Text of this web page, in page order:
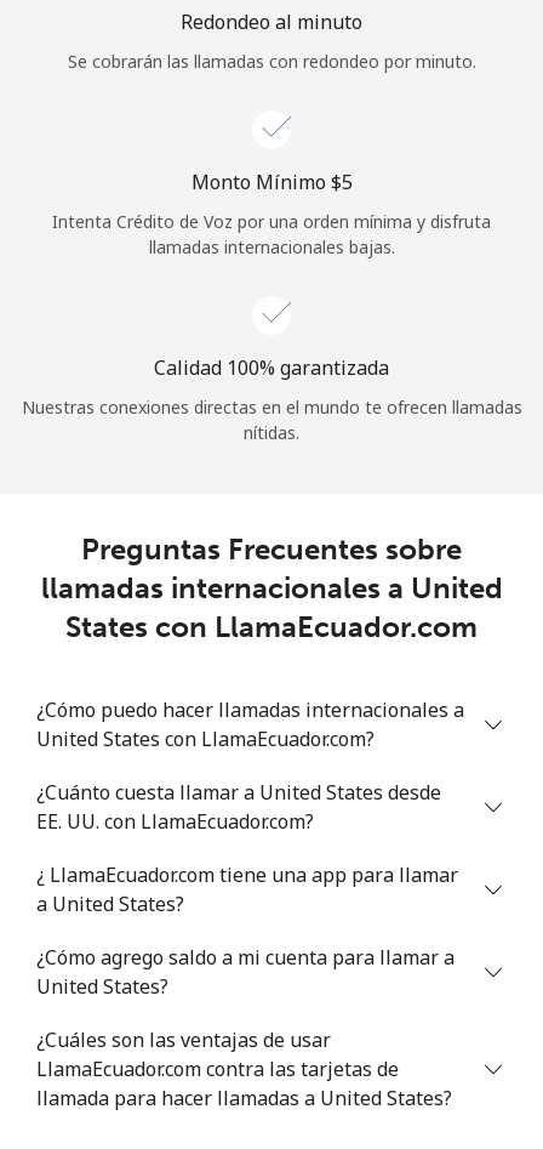
¿Olvidaste tu contraseña? →
Continuar con
Redondeo al minuto
Se cobrarán las llamadas con redondeo por minuto.
Monto Mínimo ⁦$5⁩
Intenta Crédito de Voz por una orden mínima y disfruta
llamadas internacionales bajas.
Calidad 100% garantizada
Nuestras conexiones directas en el mundo te ofrecen llamadas
nítidas.
Preguntas Frecuentes sobre
llamadas internacionales a United
States con LlamaEcuador.com
¿Cómo puedo hacer llamadas internacionales a
United States con LlamaEcuador.com?
¿Cuánto cuesta llamar a United States desde
EE. UU. con LlamaEcuador.com?
¿ LlamaEcuador.com tiene una app para llamar
a United States?
¿Cómo agrego saldo a mi cuenta para llamar a
United States?
¿Cuáles son las ventajas de usar
LlamaEcuador.com contra las tarjetas de
llamada para hacer llamadas a United States?